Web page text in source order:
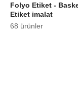
Folyo Etiket -
Etiket imalat
68 ürünler